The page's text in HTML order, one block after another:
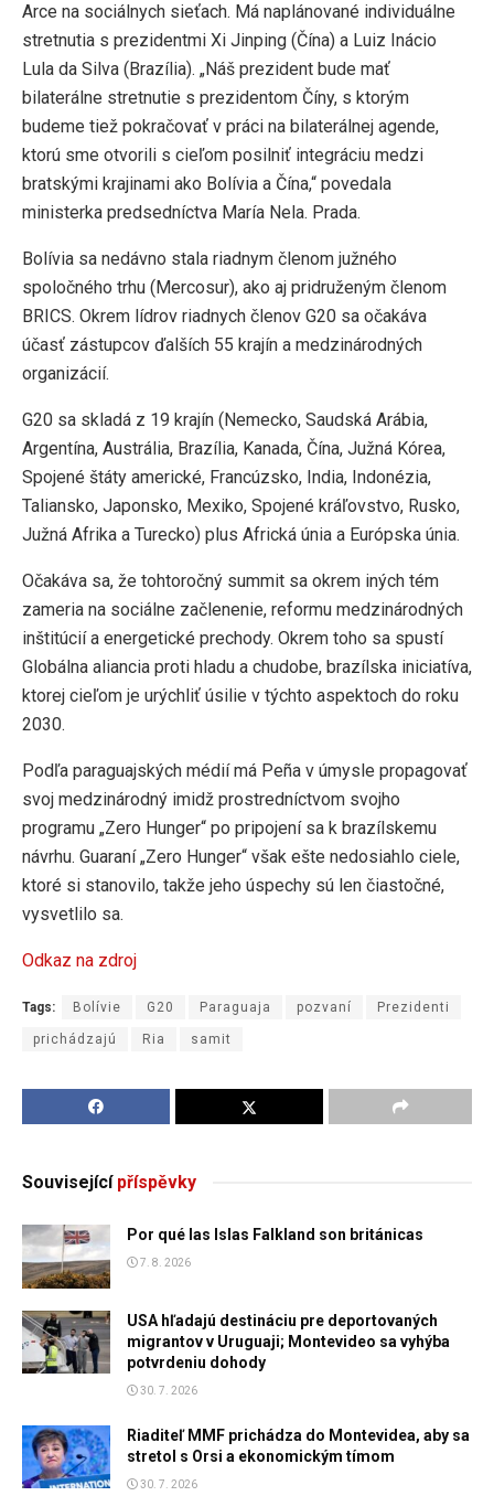
Arce na sociálnych sieťach. Má naplánované individuálne
stretnutia s prezidentmi Xi Jinping (Čína) a Luiz Inácio
Lula da Silva (Brazília). „Náš prezident bude mať
bilaterálne stretnutie s prezidentom Číny, s ktorým
budeme tiež pokračovať v práci na bilaterálnej agende,
ktorú sme otvorili s cieľom posilniť integráciu medzi
bratskými krajinami ako Bolívia a Čína,“ povedala
ministerka predsedníctva María Nela. Prada.
Bolívia sa nedávno stala riadnym členom južného
spoločného trhu (Mercosur), ako aj pridruženým členom
BRICS. Okrem lídrov riadnych členov G20 sa očakáva
účasť zástupcov ďalších 55 krajín a medzinárodných
organizácií.
G20 sa skladá z 19 krajín (Nemecko, Saudská Arábia,
Argentína, Austrália, Brazília, Kanada, Čína, Južná Kórea,
Spojené štáty americké, Francúzsko, India, Indonézia,
Taliansko, Japonsko, Mexiko, Spojené kráľovstvo, Rusko,
Južná Afrika a Turecko) plus Africká únia a Európska únia.
Očakáva sa, že tohtoročný summit sa okrem iných tém
zameria na sociálne začlenenie, reformu medzinárodných
inštitúcií a energetické prechody. Okrem toho sa spustí
Globálna aliancia proti hladu a chudobe, brazílska iniciatíva,
ktorej cieľom je urýchliť úsilie v týchto aspektoch do roku
2030.
Podľa paraguajských médií má Peña v úmysle propagovať
svoj medzinárodný imidž prostredníctvom svojho
programu „Zero Hunger“ po pripojení sa k brazílskemu
návrhu. Guaraní „Zero Hunger“ však ešte nedosiahlo ciele,
ktoré si stanovilo, takže jeho úspechy sú len čiastočné,
vysvetlilo sa.
Odkaz na zdroj
Tags: Bolívie G20 Paraguaja pozvaní Prezidenti
prichádzajú Ria samit
Souvisejícípříspěvky
Por qué las Islas Falkland son británicas
7. 8. 2026
USA hľadajú destináciu pre deportovaných
migrantov v Uruguaji; Montevideo sa vyhýba
potvrdeniu dohody
30. 7. 2026
Riaditeľ MMF prichádza do Montevidea, aby sa
stretol s Orsi a ekonomickým tímom
30. 7. 2026